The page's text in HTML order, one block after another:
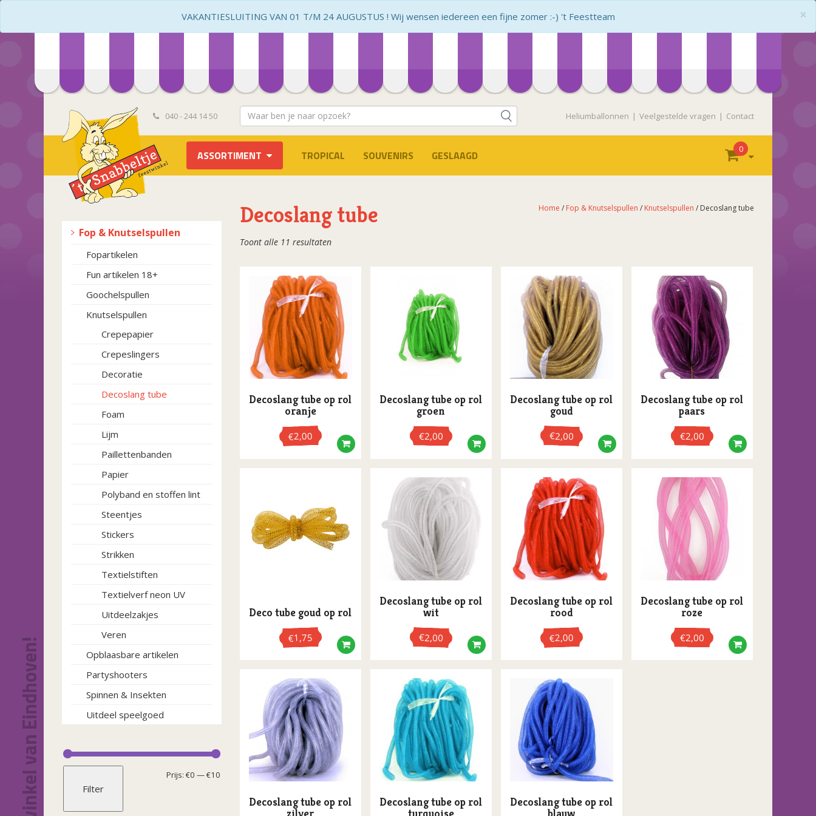
×
VAKANTIESLUITING VAN 01 T/M 24 AUGUSTUS ! Wij wensen iedereen een fijne zomer :-) 't Feestteam
040 - 244 14 50 Heliumballonnen Veelgestelde vragen Contact
ASSORTIMENT TROPICAL SOUVENIRS GESLAAGD 0
Fop & Knutselspullen
Fopartikelen
Fun artikelen 18+
Goochelspullen
Knutselspullen
Crepepapier
Crepeslingers
Decoratie
Decoslang tube
Foam
Lijm
Paillettenbanden
Papier
Polyband en stoffen lint
Steentjes
Stickers
Strikken
Textielstiften
Textielverf neon UV
Uitdeelzakjes
Veren
Opblaasbare artikelen
Partyshooters
Spinnen & Insekten
Uitdeel speelgoed
Filter
Prijs: €0 —€10
Home / Fop & Knutselspullen / Knutselspullen / Decoslang tube
Decoslang tube
Toont alle 11 resultatenGesorteerd
populariteit
Decoslang tube op rol
oranje
€2,00
Decoslang tube op rol
groen
€2,00
Decoslang tube op rol
goud
€2,00
Decoslang tube op rol
paars
€2,00
Deco tube goud op rol
€1,75
Decoslang tube op rol
wit
€2,00
Decoslang tube op rol
rood
€2,00
Decoslang tube op rol
roze
€2,00
Decoslang tube op rol
Decoslang tube op rol
Decoslang tube op rol